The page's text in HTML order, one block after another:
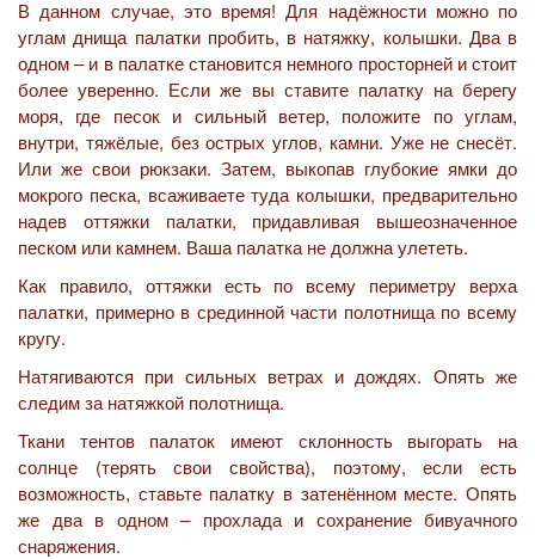
В данном случае, это время! Для надёжности можно по
углам днища палатки пробить, в натяжку, колышки. Два в
одном – и в палатке становится немного просторней и стоит
более уверенно. Если же вы ставите палатку на берегу
моря, где песок и сильный ветер, положите по углам,
внутри, тяжёлые, без острых углов, камни. Уже не снесёт.
Или же свои рюкзаки. Затем, выкопав глубокие ямки до
мокрого песка, всаживаете туда колышки, предварительно
надев оттяжки палатки, придавливая вышеозначенное
песком или камнем. Ваша палатка не должна улететь.
Как правило, оттяжки есть по всему периметру верха
палатки, примерно в срединной части полотнища по всему
кругу.
Натягиваются при сильных ветрах и дождях. Опять же
следим за натяжкой полотнища.
Ткани тентов палаток имеют склонность выгорать на
солнце (терять свои свойства), поэтому, если есть
возможность, ставьте палатку в затенённом месте. Опять
же два в одном – прохлада и сохранение бивуачного
снаряжения.